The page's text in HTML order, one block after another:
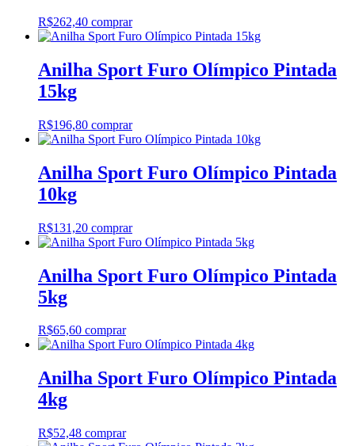
R$262,40 comprar
Anilha Sport Furo Olímpico Pintada
15kg
R$196,80 comprar
Anilha Sport Furo Olímpico Pintada
10kg
R$131,20 comprar
Anilha Sport Furo Olímpico Pintada
5kg
R$65,60 comprar
Anilha Sport Furo Olímpico Pintada
4kg
R$52,48 comprar